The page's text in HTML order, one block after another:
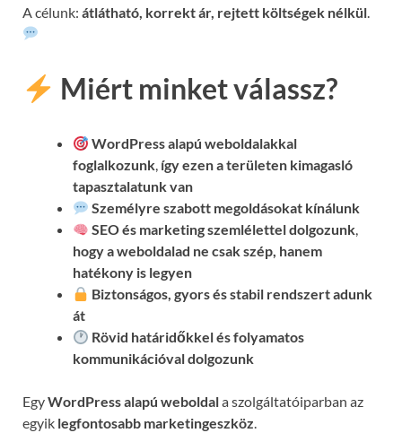
A célunk: átlátható, korrekt ár, rejtett költségek nélkül
Miért minket válassz?
WordPress alapú weboldalakkal
foglalkozunk, így ezen a területen kimagasló
tapasztalatunk van
Személyre szabott megoldásokat kínálunk
SEO és marketing szemlélettel dolgozunk,
hogy a weboldalad ne csak szép, hanem
hatékony is legyen
Biztonságos, gyors és stabil rendszert adunk
át
Rövid határidőkkel és folyamatos
kommunikációvaldolgozunk
EgyWordPress alapú weboldala szolgáltatóiparban az
egyik legfontosabb marketingeszköz.